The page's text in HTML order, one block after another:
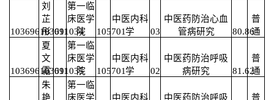
103696103691034
刘
芷
彤 011
第一临
床医学
院
105701
中医内科
学
03
中医药防治心血
管病研究
80.86
普
通
103696103691035
夏
文
霜 011
第一临
床医学
院
105701
中医内科
学
02
中医药防治呼吸
病研究
81.62
普
通
朱
艳
第一临
床医学
中医内科
中医药防治呼吸
普